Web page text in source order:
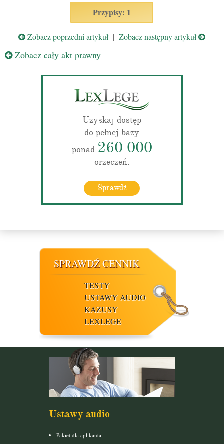
Przypisy: 1
Zobacz poprzedni artykuł | Zobacz następny artykuł
Zobacz cały akt prawny
Uzyskaj dostęp
do pełnej bazy
ponad 260 000
orzeczeń.
Sprawdź
SPRAWDŹ CENNIK
TESTY
USTAWY AUDIO
KAZUSY
LEXLEGE
Ustawy audio
Pakiet dla aplikanta